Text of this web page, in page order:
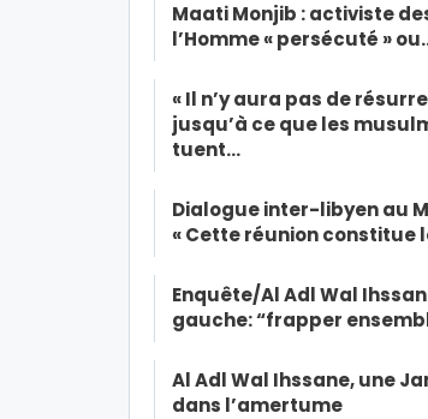
Maati Monjib : activiste
l’Homme « persécuté »
« Il n’y aura pas de
jusqu’à ce que les
tuent…
Dialogue inter-libyen au
« Cette réunion constitue
Enquête/Al Adl Wal
gauche: “frapper
Al Adl Wal Ihssane, une
dans l’amertume